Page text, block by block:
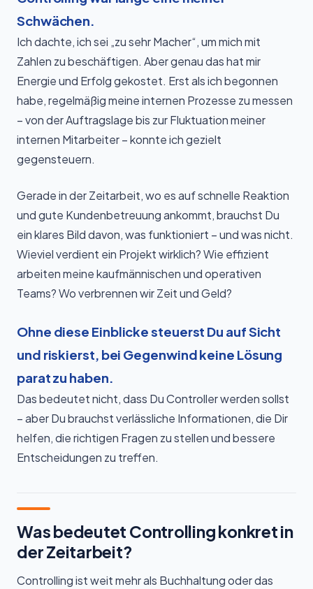
Schwächen.
Ich dachte, ich sei „zu sehr Macher“, um mich mit
Zahlen zu beschäftigen. Aber genau das hat mir
Energie und Erfolg gekostet. Erst als ich begonnen
habe, regelmäßig meine internen Prozesse zu messen
– von der Auftragslage bis zur Fluktuation meiner
internen Mitarbeiter – konnte ich gezielt
gegensteuern.
Gerade in der Zeitarbeit, wo es auf schnelle Reaktion
und gute Kundenbetreuung ankommt, brauchst Du
ein klares Bild davon, was funktioniert – und was nicht.
Wieviel verdient ein Projekt wirklich? Wie effizient
arbeiten meine kaufmännischen und operativen
Teams? Wo verbrennen wir Zeit und Geld?
Ohne diese Einblicke steuerst Du auf Sicht
und riskierst, bei Gegenwind keine Lösung
parat zu haben.
Das bedeutet nicht, dass Du Controller werden sollst
– aber Du brauchst verlässliche Informationen, die Dir
helfen, die richtigen Fragen zu stellen und bessere
Entscheidungen zu treffen.
Was bedeutet Controlling konkret in
der Zeitarbeit?
Controlling ist weit mehr als Buchhaltung oder das